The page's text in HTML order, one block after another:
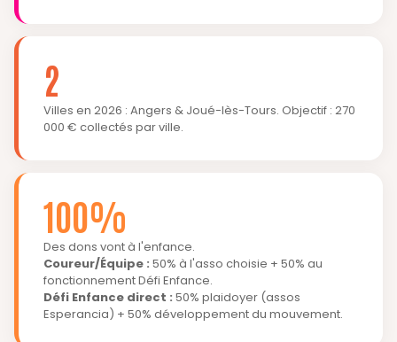
2
Villes en 2026 : Angers & Joué-lès-Tours. Objectif : 270
000 € collectés par ville.
100%
Des dons vont à l'enfance.
Coureur/Équipe : 50% à l'asso choisie + 50% au
fonctionnement Défi Enfance.
Défi Enfance direct : 50% plaidoyer (assos
Esperancia) + 50% développement du mouvement.